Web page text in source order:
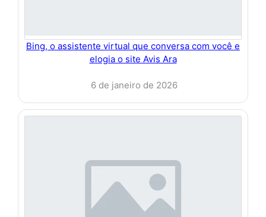
Bing, o assistente virtual que conversa com você e
elogia o site Avis Ara
6 de janeiro de 2026